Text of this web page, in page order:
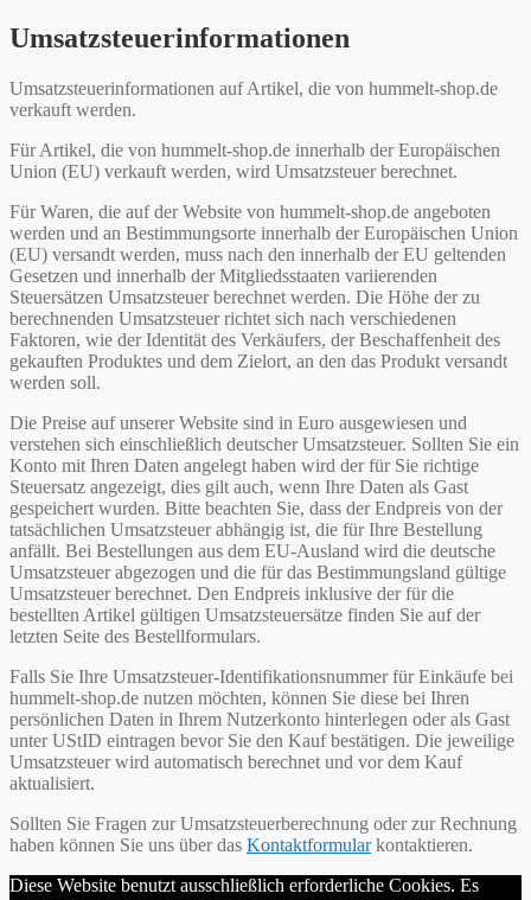
Umsatzsteuerinformationen
Umsatzsteuerinformationen auf Artikel, die von hummelt-shop.de
verkauft werden.
Für Artikel, die von hummelt-shop.de innerhalb der Europäischen
Union (EU) verkauft werden, wird Umsatzsteuer berechnet.
Für Waren, die auf der Website von hummelt-shop.de angeboten
werden und an Bestimmungsorte innerhalb der Europäischen Union
(EU) versandt werden, muss nach den innerhalb der EU geltenden
Gesetzen und innerhalb der Mitgliedsstaaten variierenden
Steuersätzen Umsatzsteuer berechnet werden. Die Höhe der zu
berechnenden Umsatzsteuer richtet sich nach verschiedenen
Faktoren, wie der Identität des Verkäufers, der Beschaffenheit des
gekauften Produktes und dem Zielort, an den das Produkt versandt
werden soll.
Die Preise auf unserer Website sind in Euro ausgewiesen und
verstehen sich einschließlich deutscher Umsatzsteuer. Sollten Sie ein
Konto mit Ihren Daten angelegt haben wird der für Sie richtige
Steuersatz angezeigt, dies gilt auch, wenn Ihre Daten als Gast
gespeichert wurden. Bitte beachten Sie, dass der Endpreis von der
tatsächlichen Umsatzsteuer abhängig ist, die für Ihre Bestellung
anfällt. Bei Bestellungen aus dem EU-Ausland wird die deutsche
Umsatzsteuer abgezogen und die für das Bestimmungsland gültige
Umsatzsteuer berechnet. Den Endpreis inklusive der für die
bestellten Artikel gültigen Umsatzsteuersätze finden Sie auf der
letzten Seite des Bestellformulars.
Falls Sie Ihre Umsatzsteuer-Identifikationsnummer für Einkäufe bei
hummelt-shop.de nutzen möchten, können Sie diese bei Ihren
persönlichen Daten in Ihrem Nutzerkonto hinterlegen oder als Gast
unter UStID eintragen bevor Sie den Kauf bestätigen. Die jeweilige
Umsatzsteuer wird automatisch berechnet und vor dem Kauf
aktualisiert.
Sollten Sie Fragen zur Umsatzsteuerberechnung oder zur Rechnung
haben können Sie uns über das Kontaktformularkontaktieren.
Diese Website benutzt ausschließlich erforderliche Cookies. Es